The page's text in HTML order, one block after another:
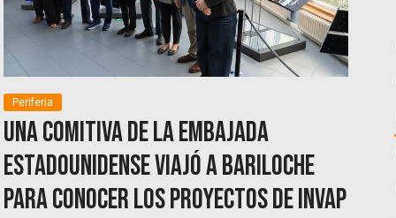
Periferia
Una comitiva de la Embajada
estadounidense viajó a Bariloche
para conocer los proyectos de INVAP